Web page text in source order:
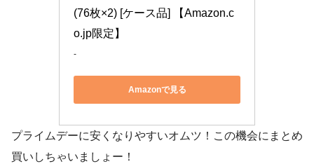
(76枚×2) [ケース品] 【Amazon.c
o.jp限定】
-
Amazonで見る
プライムデーに安くなりやすいオムツ！この機会にまとめ
買いしちゃいましょー！